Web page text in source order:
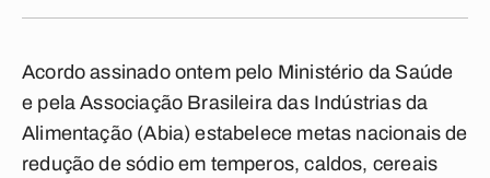
Acordo assinado ontem pelo Ministério da Saúde
e pela Associação Brasileira das Indústrias da
Alimentação (Abia) estabelece metas nacionais de
redução de sódio em temperos, caldos, cereais